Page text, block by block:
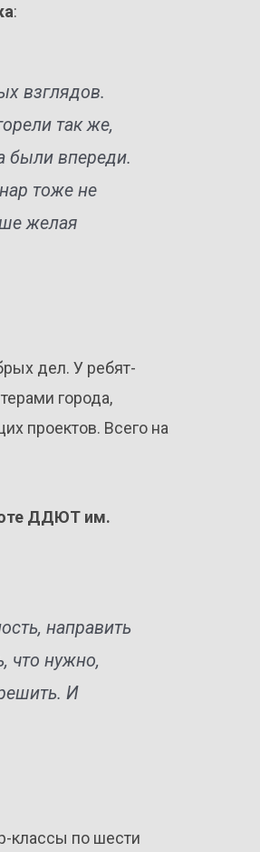
:
взглядов.
так же,
были впереди.
тоже не
желая
дел. У ребят-
города,
проектов. Всего на
ДДЮТ им.
направить
что нужно,
И
классы по шести